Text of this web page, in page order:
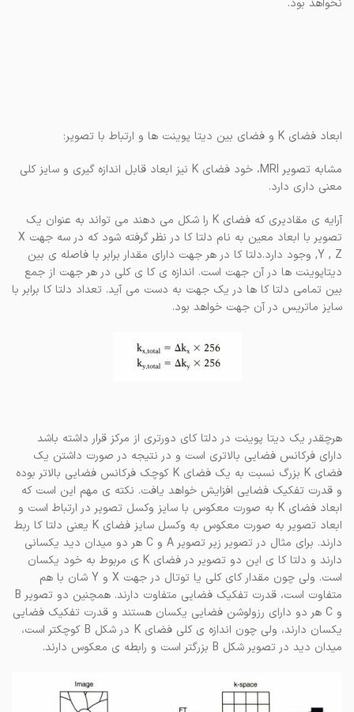
نخواهد بود.
ابعاد فضای K و فضای بین دیتا پوینت ها و ارتباط با تصویر:
مشابه تصویر MRI، خود فضای K نیز ابعاد قابل اندازه گیری و سایز کلی
معنی داری دارد.
آرایه ی مقادیری که فضای K را شکل می دهند می تواند به عنوان یک
تصویر با ابعاد معین به نام دلتا کا در نظر گرفته شود که در سه جهت X
,Y , Z وجود دارد.دلتا کا در هر جهت دارای مقدار برابر با فاصله ی بین
دیتاپوینت ها در آن جهت است. اندازه ی کا ی کلی در هر جهت از جمع
بین تمامی دلتا کا ها در یک جهت به دست می آید. تعداد دلتا کا برابر با
سایز ماتریس در آن جهت خواهد بود.
هرچقدر یک دیتا پوینت در دلتا کای دورتری از مرکز قرار داشته باشد
دارای فرکانس فضایی بالاتری است و در نتیجه در صورت داشتن یک
فضای K بزرگ نسبت به یک فضای K کوچک فرکانس فضایی بالاتر بوده
و قدرت تفکیک فضایی افزایش خواهد یافت. نکته ی مهم این است که
ابعاد فضای K به صورت معکوس با سایز وکسل تصویر در ارتباط است و
ابعاد تصویر به صورت معکوس به وکسل سایز فضای K یعنی دلتا کا ربط
دارند. برای مثال در تصویر زیر تصویر A و C هر دو میدان دید یکسانی
دارند و دلتا کا ی این دو تصویر در فضای K ی مربوط به خود یکسان
است. ولی چون مقدار کای کلی یا توتال در جهت X و Y شان با هم
متفاوت است، قدرت تفکیک فضایی متفاوت دارند. همچنین دو تصویر B
و C هر دو دارای رزولوشن فضایی یکسان هستند و قدرت تفکیک فضایی
یکسان دارند، ولی چون اندازه ی کلی فضای K در شکل B کوچکتر است،
میدان دید در تصویر شکل B بزرگتر است و رابطه ی معکوس دارند.